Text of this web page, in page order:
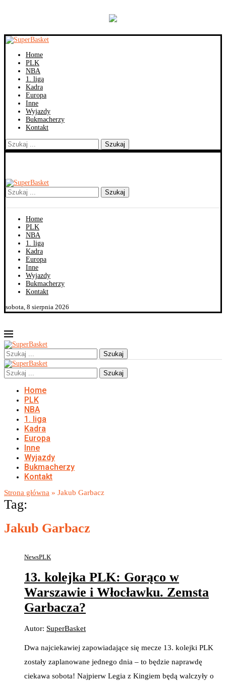
Home
PLK
NBA
1. liga
Kadra
Europa
Inne
Wyjazdy
Bukmacherzy
Kontakt
Szukaj
Szukaj
Home
PLK
NBA
1. liga
Kadra
Europa
Inne
Wyjazdy
Bukmacherzy
Kontakt
sobota, 8 sierpnia 2026
Szukaj
Szukaj
Home
PLK
NBA
1. liga
Kadra
Europa
Inne
Wyjazdy
Bukmacherzy
Kontakt
Strona główna » Jakub Garbacz
Tag:
Jakub Garbacz
NewsPLK
13. kolejka PLK: Gorąco w
Warszawie i Włocławku. Zemsta
Garbacza?
Autor: SuperBasket
Dwa najciekawiej zapowiadające się mecze 13. kolejki PLK
zostały zaplanowane jednego dnia – to będzie naprawdę
ciekawa sobota! Najpierw Legia z Kingiem będą walczyły o